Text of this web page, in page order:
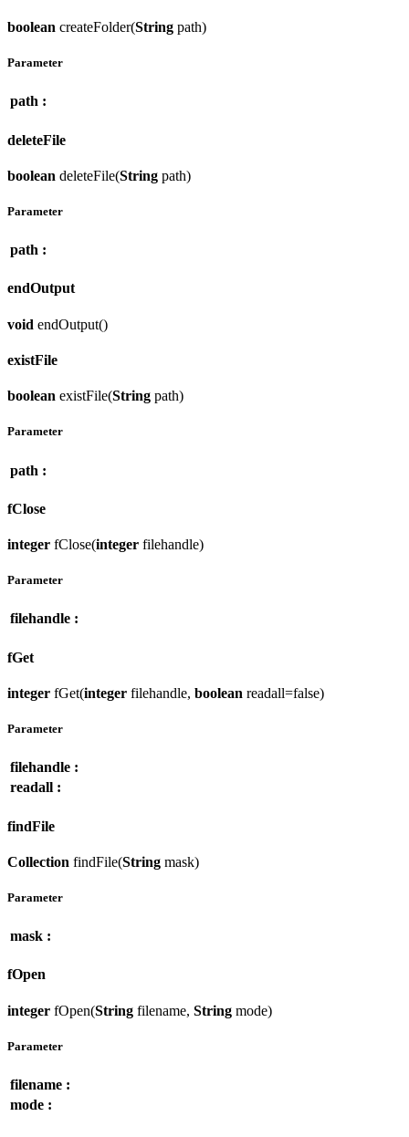
boolean createFolder(String path)
Parameter
path :
deleteFile
boolean deleteFile(String path)
Parameter
path :
endOutput
void endOutput()
existFile
boolean existFile(String path)
Parameter
path :
fClose
integer fClose(integer filehandle)
Parameter
filehandle :
fGet
integer fGet(integer filehandle, boolean readall=false)
Parameter
filehandle :
readall :
findFile
Collection findFile(String mask)
Parameter
mask :
fOpen
integer fOpen(String filename, String mode)
Parameter
filename :
mode :